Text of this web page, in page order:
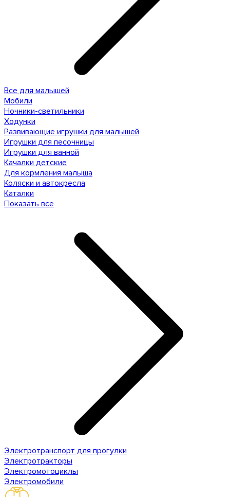
Все для малышей
Мобили
Ночники-светильники
Ходунки
Развивающие игрушки для малышей
Игрушки для песочницы
Игрушки для ванной
Качалки детские
Для кормления малыша
Коляски и автокресла
Каталки
Показать все
Электротранспорт для прогулки
Электротракторы
Электромотоциклы
Электромобили